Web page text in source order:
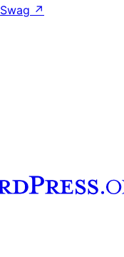
Swag ↗